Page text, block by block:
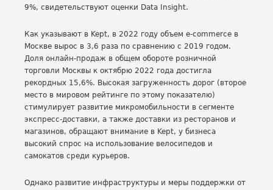
9%, свидетельствуют оценки Data Insight.
Как указывают в Kept, в 2022 году объем e-commerce в
Москве вырос в 3,6 раза по сравнению с 2019 годом.
Доля онлайн-продаж в общем обороте розничной
торговли Москвы к октябрю 2022 года достигла
рекордных 15,6%. Высокая загруженность дорог (второе
место в мировом рейтинге по этому показателю)
стимулирует развитие микромобильности в сегменте
экспресс-доставки, а также доставки из ресторанов и
магазинов, обращают внимание в Kept, у бизнеса
высокий спрос на использование велосипедов и
самокатов среди курьеров.
Однако развитие инфраструктуры и меры поддержки от